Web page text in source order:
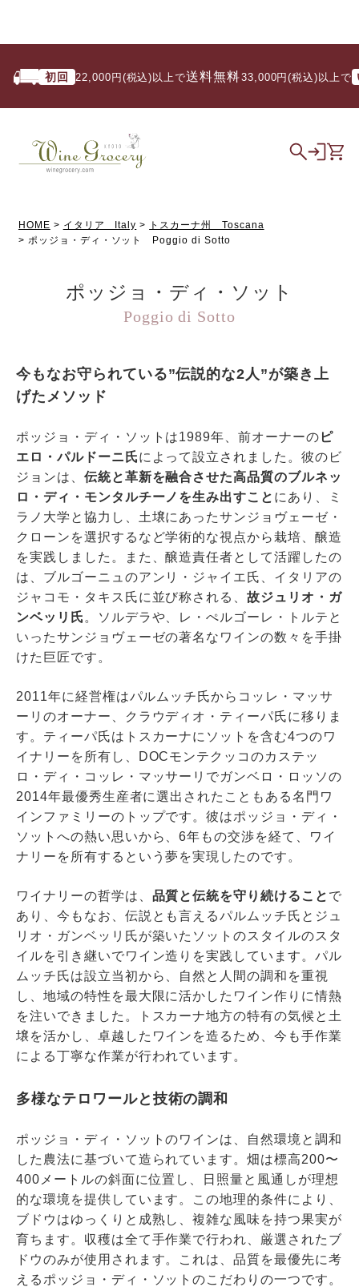
初回 22,000円(税込)以上で送料無料/ 33,000円(税込)以上で い
HOME イタリア Italy
トスカーナ州 Toscana
ポッジョ・ディ・ソット Poggio di Sotto
ポッジョ・ディ・ソット
Poggio di Sotto
今もなお守られている”伝説的な2人”が築き上
げたメソッド
ポッジョ・ディ・ソットは1989年、前オーナーの ピ
エロ・パルドーニ氏によって設立されました。彼のビ
ジョンは、 伝統と革新を融合させた高品質のブルネッ
ロ・ディ・モンタルチーノを生み出すこと にあり、ミ
ラノ大学と協力し、土壌にあったサンジョヴェーゼ・
クローンを選択するなど学術的な視点から栽培、醸造
を実践しました。また、醸造責任者として活躍したの
は、ブルゴーニュのアンリ・ジャイエ氏、イタリアの
ジャコモ・タキス氏に並び称される、故ジュリオ・ガ
ンベッリ氏 。ソルデラや、レ・ぺルゴーレ・トルテと
いったサンジョヴェーゼの著名なワインの数々を手掛
けた巨匠です。
2011年に経営権はパルムッチ氏からコッレ・マッサ
ーリのオーナー、クラウディオ・ティーパ氏に移りま
す。ティーパ氏はトスカーナにソットを含む4つのワ
イナリーを所有し、DOCモンテクッコのカステッ
ロ・ディ・コッレ・マッサーリでガンベロ・ロッソの
2014年最優秀生産者に選出されたこともある名門ワ
インファミリーのトップです。彼はポッジョ・ディ・
ソットへの熱い思いから、6年もの交渉を経て、ワイ
ナリーを所有するという夢を実現したのです。
ワイナリーの哲学は、 品質と伝統を守り続けること で
あり、今もなお、伝説とも言えるパルムッチ氏とジュ
リオ・ガンベッリ氏が築いたソットのスタイルのスタ
イルを引き継いでワイン造りを実践しています。パル
ムッチ氏は設立当初から、自然と人間の調和を重視
し、地域の特性を最大限に活かしたワイン作りに情熱
を注いできました。トスカーナ地方の特有の気候と土
壌を活かし、卓越したワインを造るため、今も手作業
による丁寧な作業が行われています。
多様なテロワールと技術の調和
ポッジョ・ディ・ソットのワインは、自然環境と調和
した農法に基づいて造られています。畑は標高200〜
400メートルの斜面に位置し、日照量と風通しが理想
的な環境を提供しています。この地理的条件により、
ブドウはゆっくりと成熟し、複雑な風味を持つ果実が
育ちます。収穫は全て手作業で行われ、厳選されたブ
ドウのみが使用されます。これは、品質を最優先に考
えるポッジョ・ディ・ソットのこだわりの一つです。